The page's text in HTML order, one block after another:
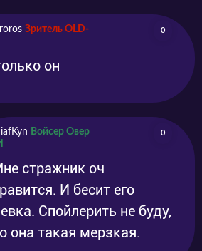
Зритель OLD-
0
он
Войсер Овер
0
стражник оч
И бесит его
Спойлерить не буду,
она такая мерзкая.